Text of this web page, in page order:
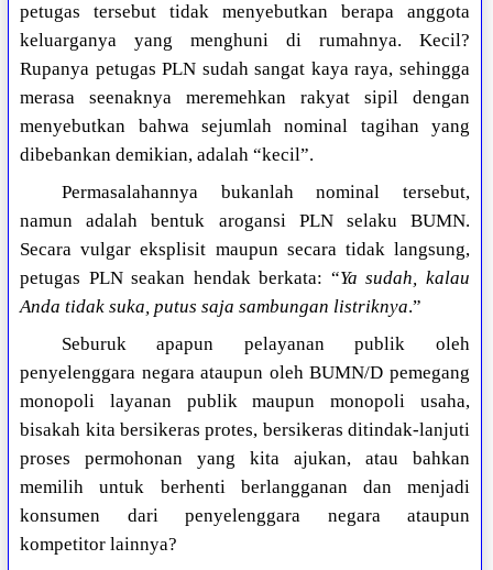
petugas tersebut tidak menyebutkan berapa anggota
keluarganya yang menghuni di rumahnya. Kecil?
Rupanya petugas PLN sudah sangat kaya raya, sehingga
merasa seenaknya meremehkan rakyat sipil dengan
menyebutkan bahwa sejumlah nominal tagihan yang
dibebankan demikian, adalah “kecil”.
Permasalahannya bukanlah nominal tersebut,
namun adalah bentuk arogansi PLN selaku BUMN.
Secara vulgar eksplisit maupun secara tidak langsung,
petugas PLN seakan hendak berkata: “Ya sudah, kalau
Anda tidak suka, putus saja sambungan listriknya.”
Seburuk apapun pelayanan publik oleh
penyelenggara negara ataupun oleh BUMN/D pemegang
monopoli layanan publik maupun monopoli usaha,
bisakah kita bersikeras protes, bersikeras ditindak-lanjuti
proses permohonan yang kita ajukan, atau bahkan
memilih untuk berhenti berlangganan dan menjadi
konsumen dari penyelenggara negara ataupun
kompetitor lainnya?